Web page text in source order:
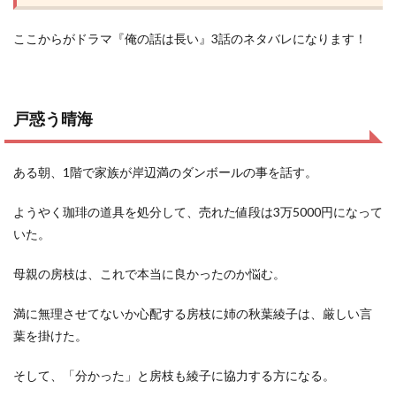
ここからがドラマ『俺の話は長い』3話のネタバレになります！
戸惑う晴海
ある朝、1階で家族が岸辺満のダンボールの事を話す。
ようやく珈琲の道具を処分して、売れた値段は3万5000円になって
いた。
母親の房枝は、これで本当に良かったのか悩む。
満に無理させてないか心配する房枝に姉の秋葉綾子は、厳しい言
葉を掛けた。
そして、「分かった」と房枝も綾子に協力する方になる。